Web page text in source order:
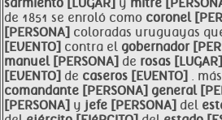
sarmiento [LUGAR] y mitre
de 1851 se enroló como coronel
[PERSONA] coloradas uruguayas
[EVENTO] contra el gobernador
manuel [PERSONA] de rosas [LUGAR]
[EVENTO] de caseros [EVENTO] .
comandante [PERSONA] general
[PERSONA] y jefe [PERSONA] del